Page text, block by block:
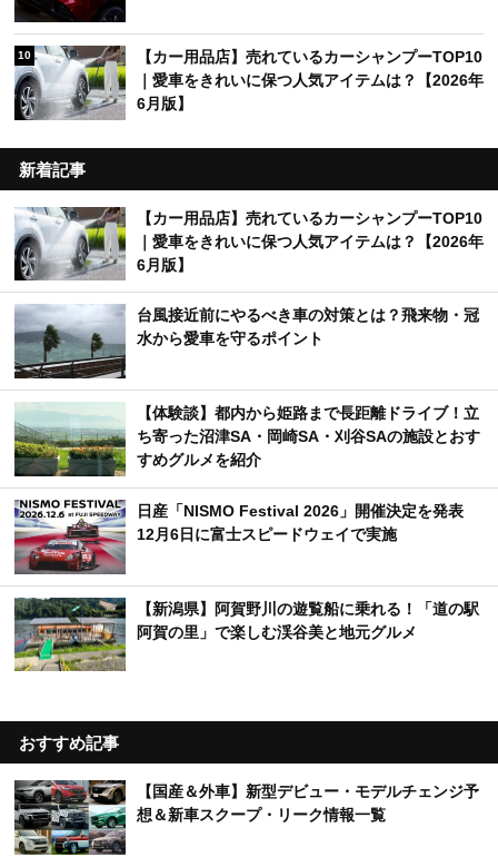
10
【カー用品店】売れているカーシャンプーTOP10
｜愛車をきれいに保つ人気アイテムは？【2026年
6月版】
新着記事
【カー用品店】売れているカーシャンプーTOP10
｜愛車をきれいに保つ人気アイテムは？【2026年
6月版】
台風接近前にやるべき車の対策とは？飛来物・冠
水から愛車を守るポイント
【体験談】都内から姫路まで長距離ドライブ！立
ち寄った沼津SA・岡崎SA・刈谷SAの施設とおす
すめグルメを紹介
日産「NISMO Festival 2026」開催決定を発表
12月6日に富士スピードウェイで実施
【新潟県】阿賀野川の遊覧船に乗れる！「道の駅
阿賀の里」で楽しむ渓谷美と地元グルメ
おすすめ記事
【国産＆外車】新型デビュー・モデルチェンジ予
想＆新車スクープ・リーク情報一覧